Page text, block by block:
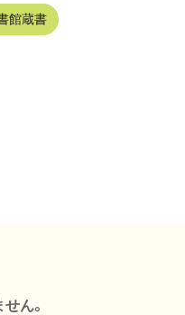
館蔵書
ん。